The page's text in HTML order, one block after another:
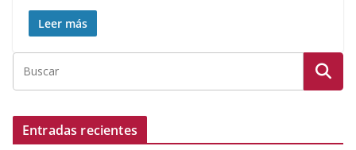
Leer más
Entradas recientes